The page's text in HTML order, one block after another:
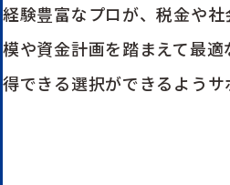
経験豊富なプロが、税金や
模や資金計画を踏まえて最
得できる選択ができるようサ